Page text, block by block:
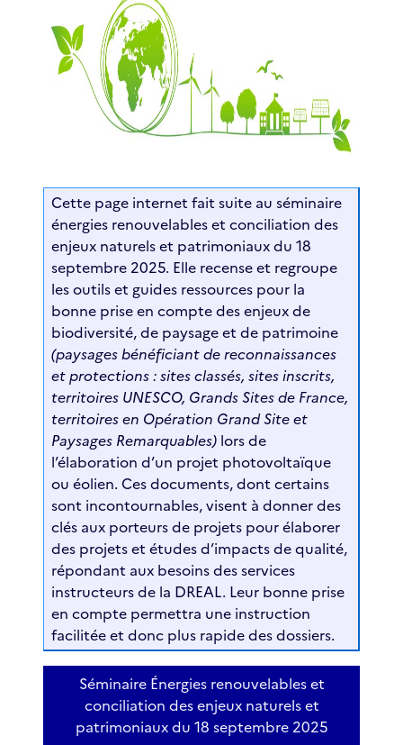
Cette page internet fait suite au séminaire
énergies renouvelables et conciliation des
enjeux naturels et patrimoniaux du 18
septembre 2025. Elle recense et regroupe
les outils et guides ressources pour la
bonne prise en compte des enjeux de
biodiversité, de paysage et de patrimoine
(paysages bénéficiant de reconnaissances
et protections : sites classés, sites inscrits,
territoires UNESCO, Grands Sites de France,
territoires en Opération Grand Site et
Paysages Remarquables) lors de
l’élaboration d’un projet photovoltaïque
ou éolien. Ces documents, dont certains
sont incontournables, visent à donner des
clés aux porteurs de projets pour élaborer
des projets et études d’impacts de qualité,
répondant aux besoins des services
instructeurs de la DREAL. Leur bonne prise
en compte permettra une instruction
facilitée et donc plus rapide des dossiers.
Séminaire Énergies renouvelables et
conciliation des enjeux naturels et
patrimoniaux du 18 septembre 2025